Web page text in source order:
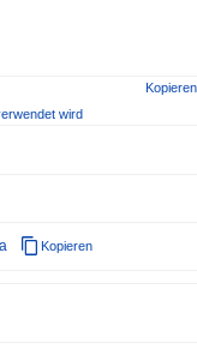
Kopieren
wird
Kopieren